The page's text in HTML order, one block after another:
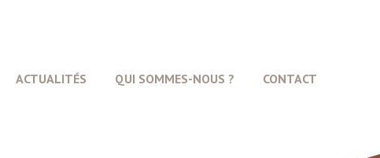
ACTUALITÉS QUI SOMMES-NOUS ? CONTACT